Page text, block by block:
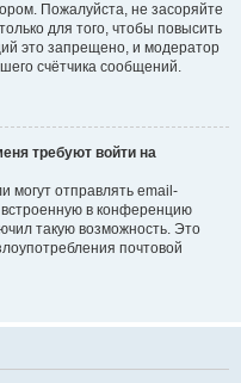
Пожалуйста, не засоряйте
для того, чтобы повысить
это запрещено, и модератор
счётчика сообщений.
требуют войти на
могут отправлять email-
в конференцию
такую возможность. Это
почтовой